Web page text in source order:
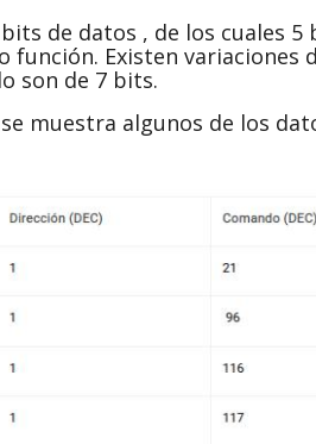
de datos , de los cuales
función. Existen
son de 7 bits.
muestra algunos de los